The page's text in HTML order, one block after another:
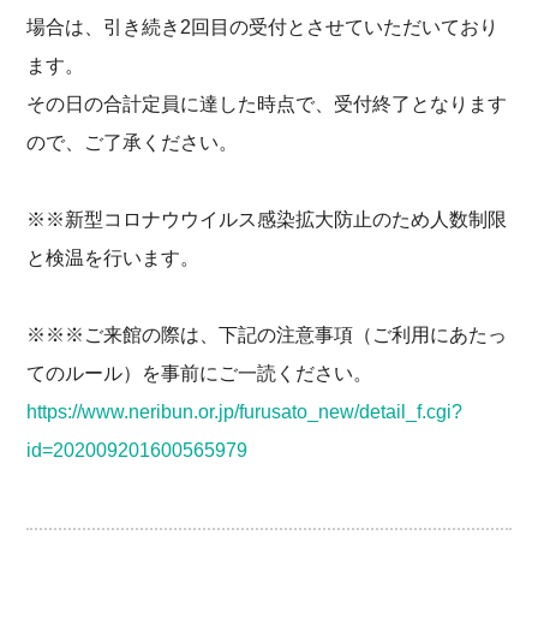
場合は、引き続き2回目の受付とさせていただいており
ます。
その日の合計定員に達した時点で、受付終了となります
ので、ご了承ください。
※※新型コロナウウイルス感染拡大防止のため人数制限
と検温を行います。
※※※ご来館の際は、下記の注意事項（ご利用にあたっ
てのルール）を事前にご一読ください。
https://www.neribun.or.jp/furusato_new/detail_f.cgi?
id=202009201600565979